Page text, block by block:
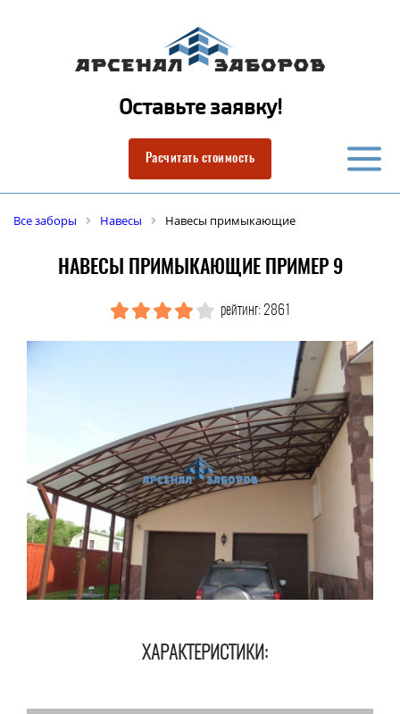
Оставьте заявку!
Расчитать стоимость
Все заборы Навесы Навесы примыкающие
НАВЕСЫ ПРИМЫКАЮЩИЕ ПРИМЕР 9
рейтинг: 2861
ХАРАКТЕРИСТИКИ: